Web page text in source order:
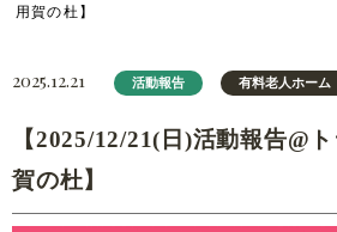
用賀の杜】
2025.12.21 活動報告 有料老人ホーム
【2025/12/21(日)活動報告@
賀の杜】